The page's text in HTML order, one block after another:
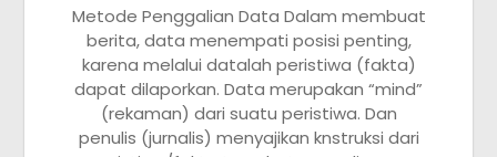
Metode Penggalian Data Dalam membuat
berita, data menempati posisi penting,
karena melalui datalah peristiwa (fakta)
dapat dilaporkan. Data merupakan “mind”
(rekaman) dari suatu peristiwa. Dan
penulis (jurnalis) menyajikan knstruksi dari